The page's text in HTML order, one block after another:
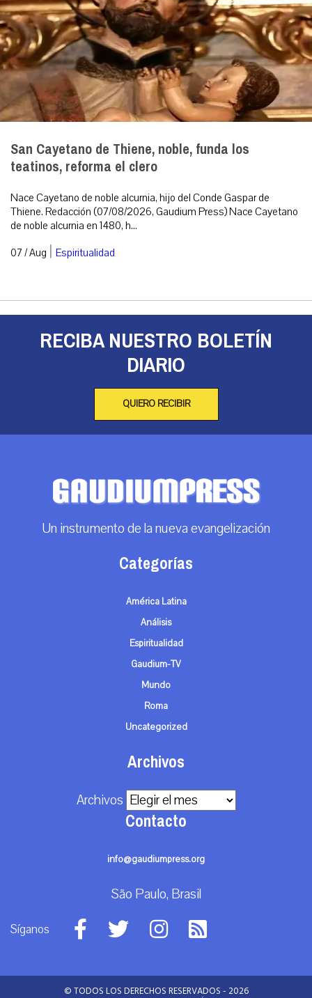
San Cayetano de Thiene, noble, funda los
teatinos, reforma el clero
Nace Cayetano de noble alcurnia, hijo del Conde Gaspar de
Thiene. Redacción (07/08/2026, Gaudium Press) Nace Cayetano
de noble alcurnia en 1480, h...
07 / Aug | Espiritualidad
RECIBA NUESTRO BOLETÍN
DIARIO
QUIERO RECIBIR
Un instrumento de la nueva evangelización
Categorías
América Latina
Análisis
Espiritualidad
Gaudium-TV
Mundo
Roma
Uncategorized
Archivos
Archivos
Contacto
info@gaudiumpress.org
São Paulo, Brasil
Síganos
© TODOS LOS DERECHOS RESERVADOS - 2026